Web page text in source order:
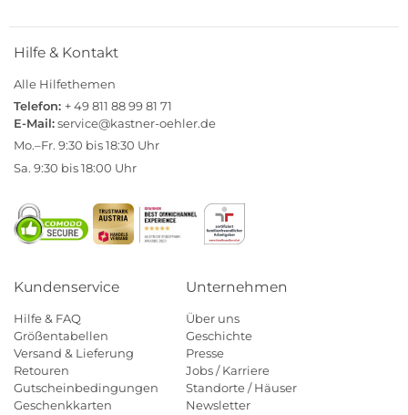
Hilfe & Kontakt
Alle Hilfethemen
Telefon: + 49 811 88 99 81 71
E-Mail:service@kastner-oehler.de
Mo.–Fr. 9:30 bis 18:30 Uhr
Sa. 9:30 bis 18:00 Uhr
Kundenservice
Hilfe & FAQ
Größentabellen
Versand & Lieferung
Retouren
Gutscheinbedingungen
Geschenkkarten
Unternehmen
Über uns
Geschichte
Presse
Jobs / Karriere
Standorte / Häuser
Newsletter